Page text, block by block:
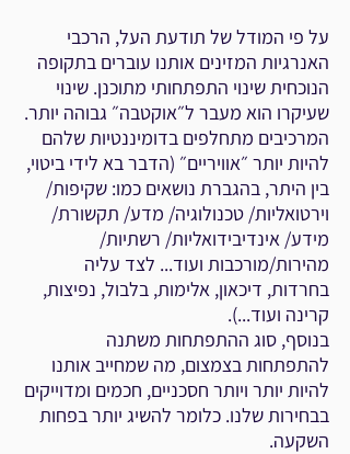
על פי המודל של תודעת העל, הרכבי
האנרגיות המזינים אותנו עוברים בתקופה
הנוכחית שינוי התפתחותי מתוכנן. שינוי
שעיקרו הוא מעבר ל״אוקטבה״ גבוהה יותר.
המרכיבים מתחלפים בדומיננטיות שלהם
להיות יותר ״אוויריים״ (הדבר בא לידי ביטוי,
בין היתר, בהגברת נושאים כמו: שקיפות/
וירטואליות/ טכנולוגיה/ מדע/ תקשורת/
מידע/ אינדיבידואליות/ רשתיות/
מהירות/מורכבות ועוד... לצד עליה
בחרדות, דיכאון, אלימות, בלבול, נפיצות,
קרינה ועוד...).
בנוסף, סוג ההתפתחות משתנה
להתפתחות בצמצום, מה שמחייב אותנו
להיות יותר ויותר חסכניים, חכמים ומדוייקים
בבחירות שלנו. כלומר להשיג יותר בפחות
השקעה.